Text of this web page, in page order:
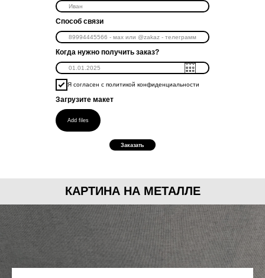
Способ связи
Когда нужно получить заказ?
Я согласен с политикой конфиденциальности
Загрузите макет
Add files
Заказать
КАРТИНА НА МЕТАЛЛЕ